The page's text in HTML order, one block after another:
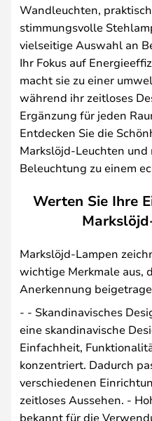
Wandleuchten,
stimmungsvolle
vielseitige Auswahl an
Ihr Fokus auf
macht sie zu einer
während ihr zeitloses
Ergänzung für jeden
Entdecken Sie die
Markslöjd-Leuchten und
Beleuchtung zu einem
Werten Sie Ihre
Markslöjd-Lampen
wichtige Merkmale aus,
Anerkennung
- - Skandinavisches
eine skandinavische
Einfachheit,
konzentriert. Dadurch
verschiedenen
zeitloses Aussehen. -
bekannt für die